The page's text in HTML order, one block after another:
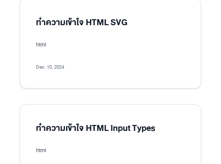
ทำความเข้าใจ HTML SVG
html
Dec. 10, 2024
ทำความเข้าใจ HTML Input Types
html